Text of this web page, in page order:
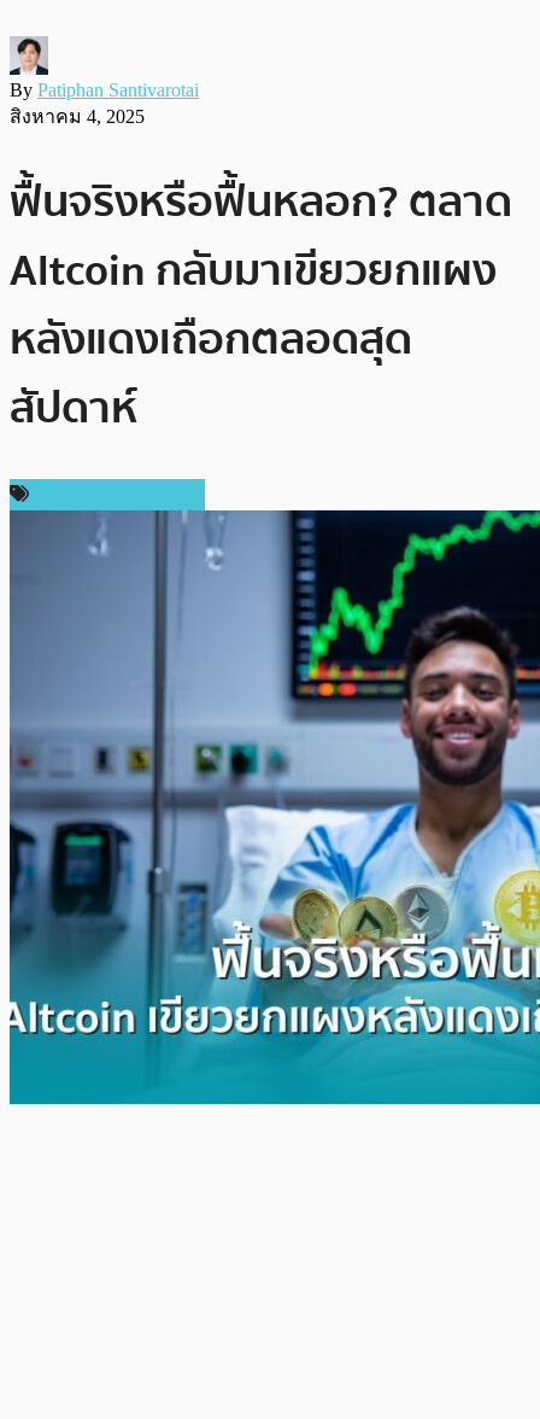
By Patiphan Santivarotai
สิงหาคม 4, 2025
ฟื้นจริงหรือฟื้นหลอก? ตลาด
Altcoin กลับมาเขียวยกแผง
หลังแดงเถือกตลอดสุด
สัปดาห์